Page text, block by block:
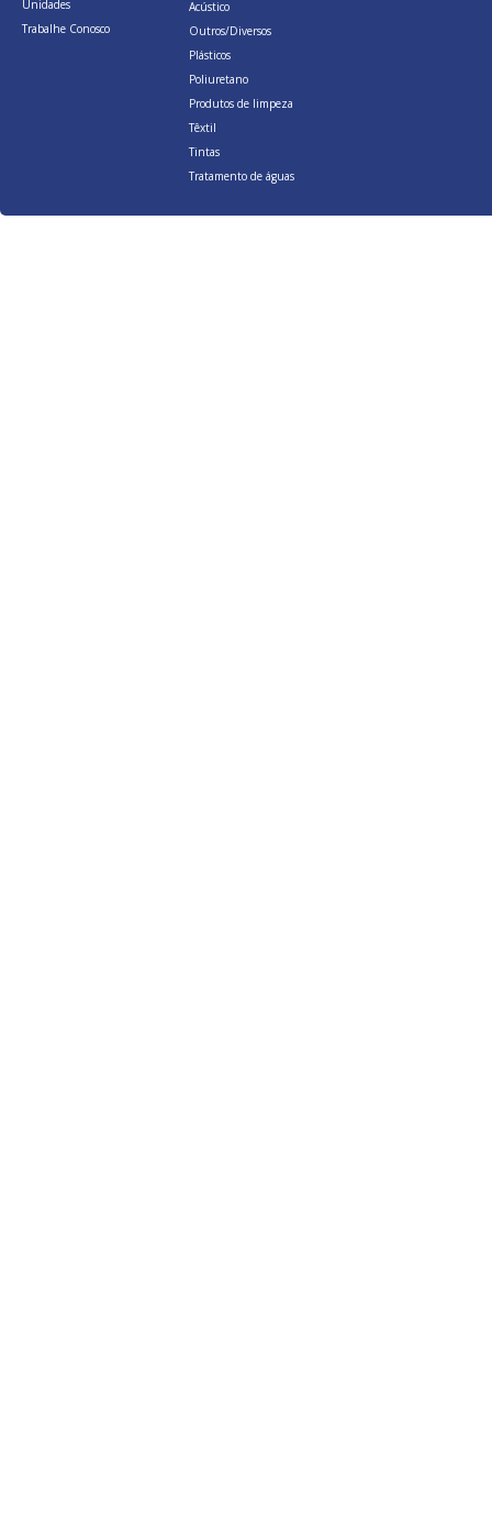
Unidades
Trabalhe Conosco
Acústico
Outros/Diversos
Plásticos
Poliuretano
Produtos de limpeza
Têxtil
Tintas
Tratamento de águas